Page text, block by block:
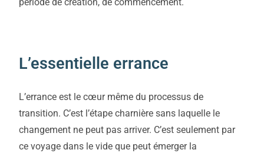
L’essentielle errance
L’errance est le cœur même du processus de
transition. C’est l’étape charnière sans laquelle le
changement ne peut pas arriver. C’est seulement par
ce voyage dans le vide que peut émerger la